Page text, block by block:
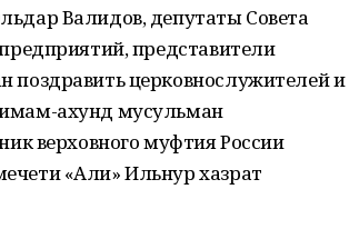
Валидов, депутаты Совета
представители
поздравить церковнослужителей и
ахунд мусульман
верховного муфтия России
«Али» Ильнур хазрат